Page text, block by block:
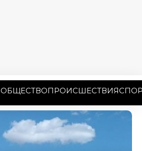
ОБЩЕСТВОПРОИСШЕСТВИЯ